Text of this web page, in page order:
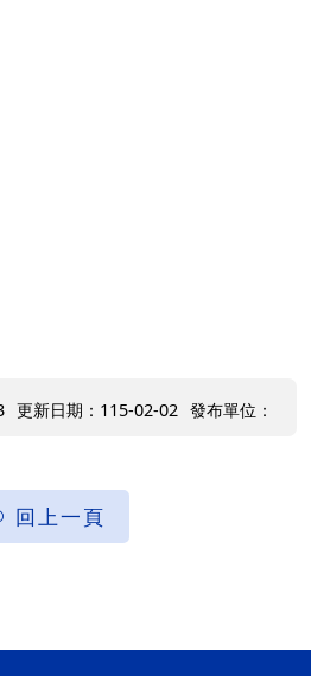
更新日期：115-02-02 發布單位：
回上一頁